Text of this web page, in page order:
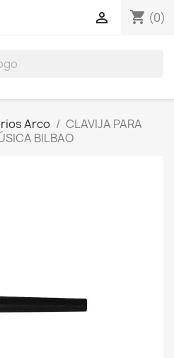
shopping_cart (0)

Arco
CLAVIJA PARA
BILBAO